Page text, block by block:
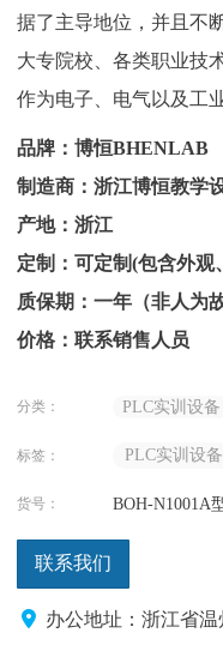
据了主导地位，并且不
大专院校、各类职业技
作为电子、电气以及工
品牌：博恒BHENLAB
制造商：浙江博恒教学
产地：浙江
定制：可定制(包含外观
质保期：一年（非人为
价格：联系销售人员
分类： PLC实训设备
标签： PLC实训设备
货号： BOH-N1001A
联系我们
办公地址：浙江省